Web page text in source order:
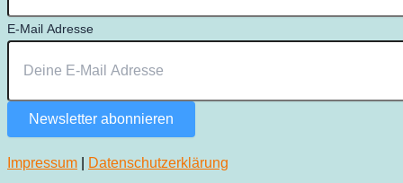
E-Mail Adresse
Newsletter abonnieren
Impressum Datenschutzerklärung